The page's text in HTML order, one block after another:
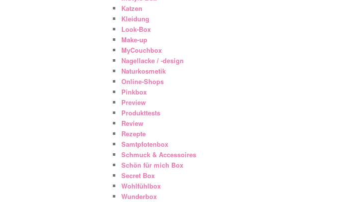
Katzen
Kleidung
Look-Box
Make-up
MyCouchbox
Nagellacke / -design
Naturkosmetik
Online-Shops
Pinkbox
Preview
Produkttests
Review
Rezepte
Samtpfotenbox
Schmuck & Accessoires
Schön für mich Box
Secret Box
Wohlfühlbox
Wunderbox